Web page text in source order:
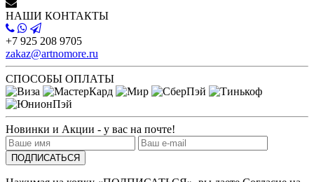
НАШИ КОНТАКТЫ
+7 925 208 9705
zakaz@artnomore.ru
СПОСОБЫ ОПЛАТЫ
Новинки и Акции - у вас на почте!
ПОДПИСАТЬСЯ